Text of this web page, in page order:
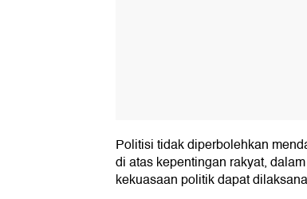
Politisi tidak diperbolehkan
di atas kepentingan rakyat,
kekuasaan politik dapat